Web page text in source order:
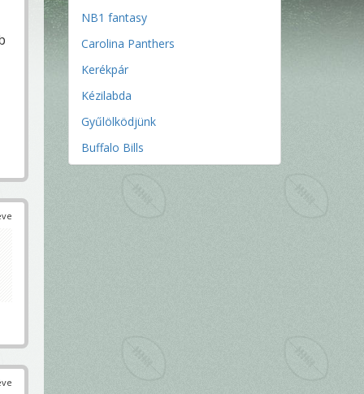
NB1 fantasy
Carolina Panthers
Kerékpár
Kézilabda
Gyűlölködjünk
Buffalo Bills